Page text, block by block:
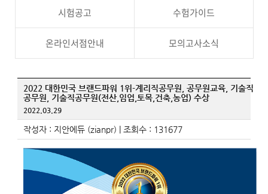
시험공고 수험가이드
온라인서점안내 모의고사소식
2022 대한민국 브랜드파워 1위-계리직공무원, 공무원교육, 기술직
공무원, 기술직공무원(전산,임업,토목,건축,농업) 수상
2022.03.29
작성자 : 지안에듀 (zianpr) | 조회수 : 131677